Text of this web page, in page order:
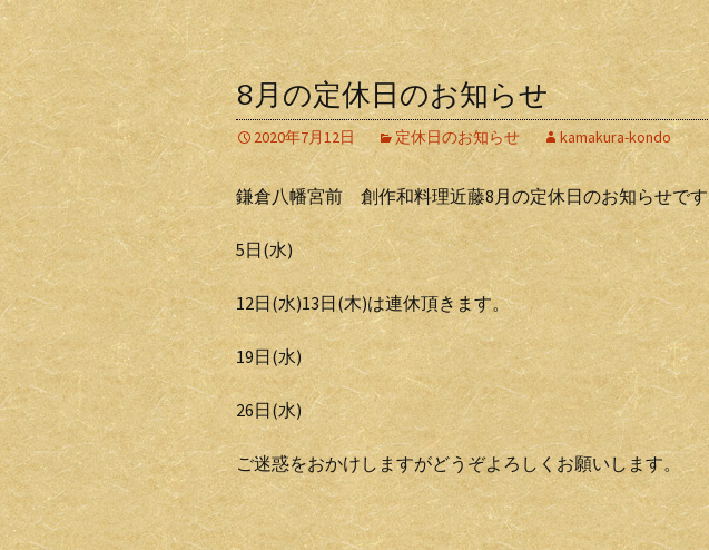
8月の定休日のお知らせ
2020年7月12日 定休日のお知らせ kamakura-kondo
鎌倉八幡宮前 創作和料理近藤8月の定休日のお知らせです
5日(水)
12日(水)13日(木)は連休頂きます。
19日(水)
26日(水)
ご迷惑をおかけしますがどうぞよろしくお願いします。